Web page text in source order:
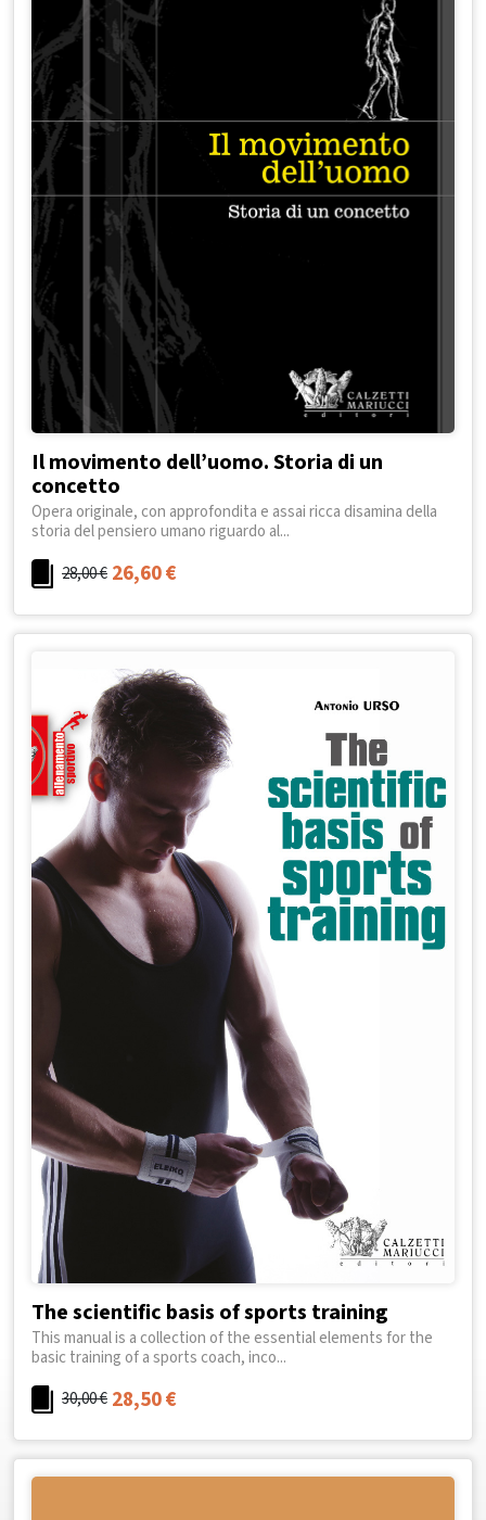
Il movimento dell’uomo. Storia di un
concetto
Opera originale, con approfondita e assai ricca disamina della
storia del pensiero umano riguardo al...
28,00€ 26,60€
The scientific basis of sports training
This manual is a collection of the essential elements for the
basic training of a sports coach, inco...
30,00€ 28,50€